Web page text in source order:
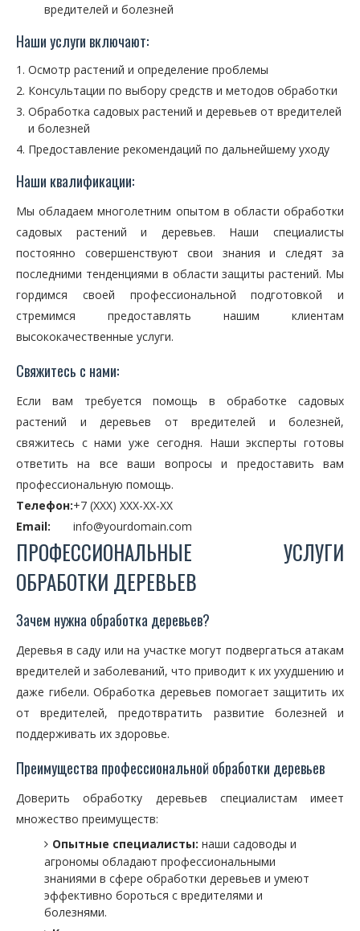
вредителей и болезней
Наши услуги включают:
Осмотр растений и определение проблемы
Консультации по выбору средств и методов обработки
Обработка садовых растений и деревьев от вредителей
и болезней
Предоставление рекомендаций по дальнейшему уходу
Наши квалификации:
Мы обладаем многолетним опытом в области обработки
садовых растений и деревьев. Наши специалисты
постоянно совершенствуют свои знания и следят за
последними тенденциями в области защиты растений. Мы
гордимся своей профессиональной подготовкой и
стремимся предоставлять нашим клиентам
высококачественные услуги.
Свяжитесь с нами:
Если вам требуется помощь в обработке садовых
растений и деревьев от вредителей и болезней,
свяжитесь с нами уже сегодня. Наши эксперты готовы
ответить на все ваши вопросы и предоставить вам
профессиональную помощь.
Телефон:+7 (XXX) XXX-XX-XX
Email:
info@yourdomain.com
ПРОФЕССИОНАЛЬНЫЕ УСЛУГИ
ОБРАБОТКИ ДЕРЕВЬЕВ
Зачем нужна обработка деревьев?
Деревья в саду или на участке могут подвергаться атакам
вредителей и заболеваний, что приводит к их ухудшению и
даже гибели. Обработка деревьев помогает защитить их
от вредителей, предотвратить развитие болезней и
поддерживать их здоровье.
Преимущества профессиональной обработки деревьев
Доверить обработку деревьев специалистам имеет
множество преимуществ:
Опытные специалисты: наши садоводы и
агрономы обладают профессиональными
знаниями в сфере обработки деревьев и умеют
эффективно бороться с вредителями и
болезнями.